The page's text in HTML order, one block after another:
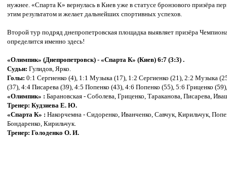
нужнее. «Спарта К» вернулась в Киев уже в статусе бронзового призёра
этим результатом и желает дальнейших спортивных успехов.
Второй тур подряд днепропетровская площадка выявляет призёра
определится именно здесь!
«Олимпик» (Днепропетровск) - «Спарта К» (Киев) 6:7 (3:3) .
Судьи: Гулидов, Ярко.
Голы: 0:1 Сергиенко (4), 1:1 Музыка (17), 1:2 Сергиенко (21), 2:2 Музыка
(37), 4:4 Писарева (39), 4:5 Попенко (43), 4:6 Попенко (55), 5:6 Гриценко
«Олимпик» : Барановская - Соболева, Гриценко, Тараканова, Писарева,
Тренер: Кудзиева Е. Ю.
«Спарта К» : Накорчемна - Сидоренко, Иванченко, Савчук, Кирильчук,
Бондаренко, Кирильчук.
Тренер: Голоденко О. И.